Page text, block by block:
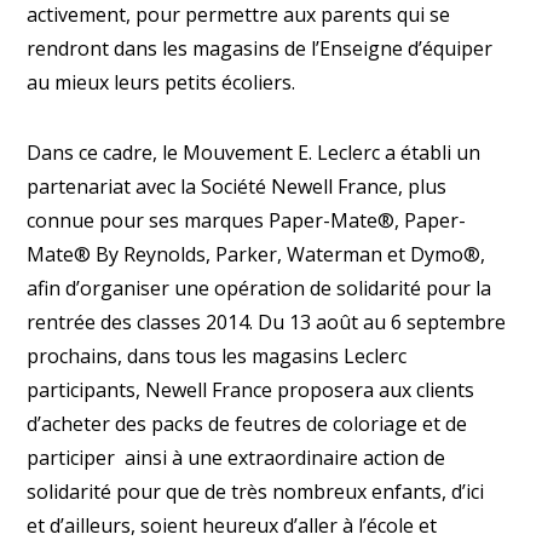
activement, pour permettre aux parents qui se
rendront dans les magasins de l’Enseigne d’équiper
au mieux leurs petits écoliers.
Dans ce cadre, le Mouvement E. Leclerc a établi un
partenariat avec la Société Newell France, plus
connue pour ses marques Paper-Mate®, Paper-
Mate® By Reynolds, Parker, Waterman et Dymo®,
afin d’organiser une opération de solidarité pour la
rentrée des classes 2014. Du 13 août au 6 septembre
prochains, dans tous les magasins Leclerc
participants, Newell France proposera aux clients
d’acheter des packs de feutres de coloriage et de
participer ainsi à une extraordinaire action de
solidarité pour que de très nombreux enfants, d’ici
et d’ailleurs, soient heureux d’aller à l’école et